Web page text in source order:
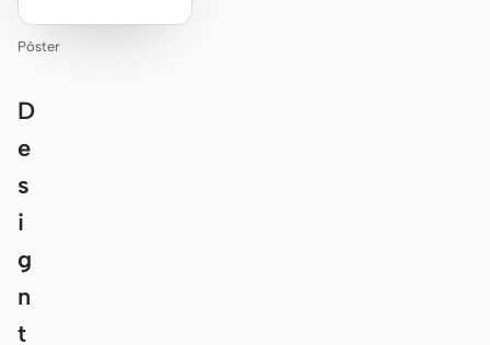
Pôster
D
e
s
i
g
n
t